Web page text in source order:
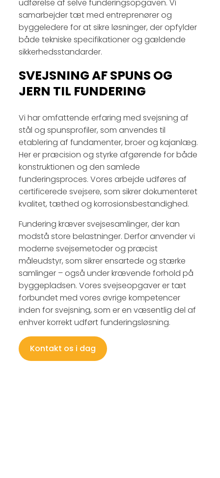
udførelse af selve funderingsopgaven. Vi
samarbejder tæt med entreprenører og
byggeledere for at sikre løsninger, der opfylder
både tekniske specifikationer og gældende
sikkerhedsstandarder.
SVEJSNING AF SPUNS OG
JERN TIL FUNDERING
Vi har omfattende erfaring med svejsning af
stål og spunsprofiler, som anvendes til
etablering af fundamenter, broer og kajanlæg.
Her er præcision og styrke afgørende for både
konstruktionen og den samlede
funderingsproces. Vores arbejde udføres af
certificerede svejsere, som sikrer dokumenteret
kvalitet, tæthed og korrosionsbestandighed.
Fundering kræver svejsesamlinger, der kan
modstå store belastninger. Derfor anvender vi
moderne svejsemetoder og præcist
måleudstyr, som sikrer ensartede og stærke
samlinger – også under krævende forhold på
byggepladsen. Vores svejseopgaver er tæt
forbundet med vores øvrige kompetencer
inden for svejsning, som er en væsentlig del af
enhver korrekt udført funderingsløsning.
Kontakt os i dag